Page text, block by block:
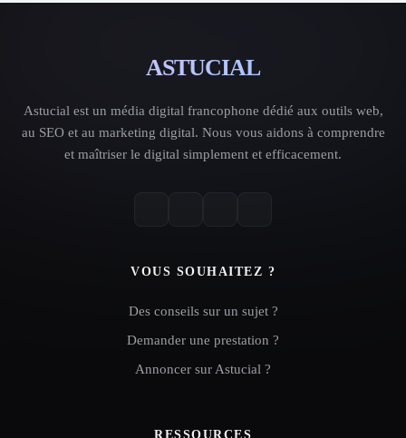
ASTUCIAL
Astucial est un média digital francophone dédié aux outils web,
au SEO et au marketing digital. Nous vous aidons à comprendre
et maîtriser le digital simplement et efficacement.
VOUS SOUHAITEZ ?
Des conseils sur un sujet ?
Demander une prestation ?
Annoncer sur Astucial ?
RESSOURCES